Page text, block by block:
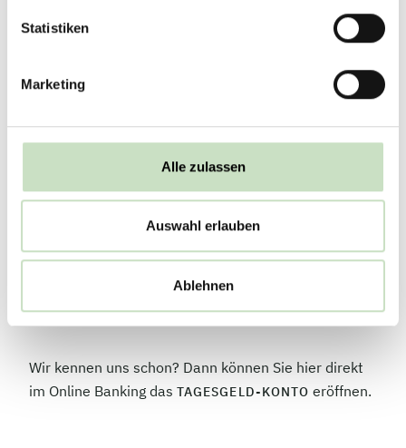
Statistiken
Marketing
Alle zulassen
Auswahl erlauben
Ablehnen
Aktuelle Konditionen
Stand:
Jetzt Tagesgeldkonto eröffnen
Wir kennen uns schon? Dann können Sie hier direkt
im Online Banking das TAGESGELD-KONTO eröffnen.